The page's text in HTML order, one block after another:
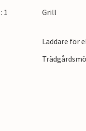
samt till
punkt och
sina utmärkta
1
Grill
Laddare för